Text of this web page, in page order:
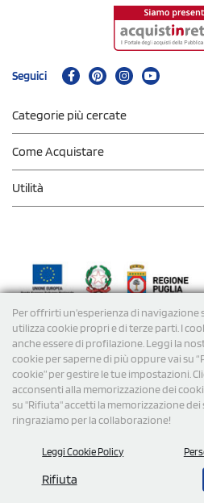
Per offrirti un'esperienza di navigazione
utilizza cookie propri e di terze parti. I
anche essere di profilazione. Leggi la
cookie per saperne di più oppure vai su
cookie” per gestire le tue impostazioni.
acconsenti alla memorizzazione dei
su "Rifiuta" accetti la memorizzazione dei
ringraziamo per la collaborazione!
Leggi Cookie Policy
Rifiuta
Seguici
Categorie più cercate
Come Acquistare
Utilità
Modalità diPagamento
Spedizioni
© 2026 StampaSi s.r.l. TUTTI I